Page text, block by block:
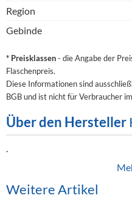
Region
Gebinde
* Preisklassen- die Angabe der
Flaschenpreis.
Diese Informationen sind
BGB und ist nicht für Verbraucher
Über den Hersteller
Weitere Artikel